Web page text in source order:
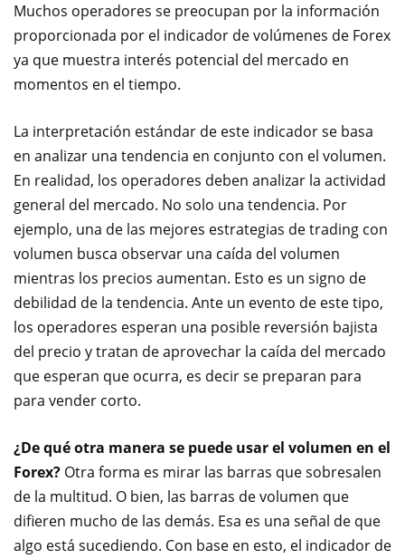
Muchos operadores se preocupan por la información
proporcionada por el indicador de volúmenes de Forex
ya que muestra interés potencial del mercado en
momentos en el tiempo.
La interpretación estándar de este indicador se basa
en analizar una tendencia en conjunto con el volumen.
En realidad, los operadores deben analizar la actividad
general del mercado. No solo una tendencia. Por
ejemplo, una de las mejores estrategias de trading con
volumen busca observar una caída del volumen
mientras los precios aumentan. Esto es un signo de
debilidad de la tendencia. Ante un evento de este tipo,
los operadores esperan una posible reversión bajista
del precio y tratan de aprovechar la caída del mercado
que esperan que ocurra, es decir se preparan para
para vender corto.
¿De qué otra manera se puede usar el volumen en el
Forex? Otra forma es mirar las barras que sobresalen
de la multitud. O bien, las barras de volumen que
difieren mucho de las demás. Esa es una señal de que
algo está sucediendo. Con base en esto, el indicador de